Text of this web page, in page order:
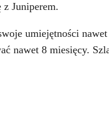
Juniperem.
umiejętności
nawet 8 miesięcy.